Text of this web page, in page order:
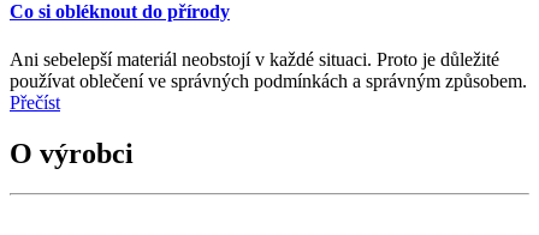
Co si obléknout do přírody
Ani sebelepší materiál neobstojí v každé situaci. Proto je důležité
používat oblečení ve správných podmínkách a správným způsobem.
Přečíst
O výrobci